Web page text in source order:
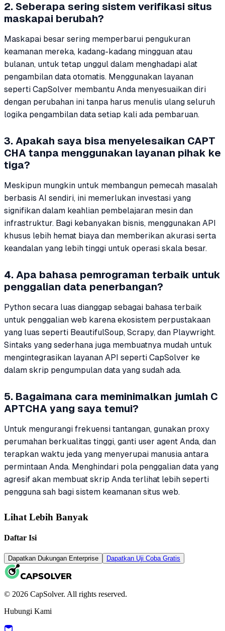
2. Seberapa sering sistem verifikasi situs
maskapai berubah?
Maskapai besar sering memperbarui pengukuran
keamanan mereka, kadang-kadang mingguan atau
bulanan, untuk tetap unggul dalam menghadapi alat
pengambilan data otomatis. Menggunakan layanan
seperti CapSolver membantu Anda menyesuaikan diri
dengan perubahan ini tanpa harus menulis ulang seluruh
logika pengambilan data setiap kali ada pembaruan.
3. Apakah saya bisa menyelesaikan CAPT
CHA tanpa menggunakan layanan pihak ke
tiga?
Meskipun mungkin untuk membangun pemecah masalah
berbasis AI sendiri, ini memerlukan investasi yang
signifikan dalam keahlian pembelajaran mesin dan
infrastruktur. Bagi kebanyakan bisnis, menggunakan API
khusus lebih hemat biaya dan memberikan akurasi serta
keandalan yang lebih tinggi untuk operasi skala besar.
4. Apa bahasa pemrograman terbaik untuk
penggalian data penerbangan?
Python secara luas dianggap sebagai bahasa terbaik
untuk penggalian web karena ekosistem perpustakaan
yang luas seperti BeautifulSoup, Scrapy, dan Playwright.
Sintaks yang sederhana juga membuatnya mudah untuk
mengintegrasikan layanan API seperti CapSolver ke
dalam skrip pengumpulan data yang sudah ada.
5. Bagaimana cara meminimalkan jumlah C
APTCHA yang saya temui?
Untuk mengurangi frekuensi tantangan, gunakan proxy
perumahan berkualitas tinggi, ganti user agent Anda, dan
terapkan waktu jeda yang menyerupai manusia antara
permintaan Anda. Menghindari pola penggalian data yang
agresif akan membuat skrip Anda terlihat lebih seperti
pengguna sah bagi sistem keamanan situs web.
Lihat Lebih Banyak
Daftar Isi
Dapatkan Dukungan Enterprise Dapatkan Uji Coba Gratis
© 2026 CapSolver. All rights reserved.
Hubungi Kami